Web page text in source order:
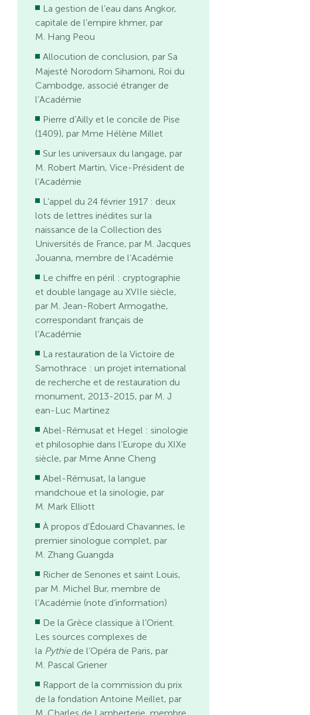
La gestion de l’eau dans Angkor,
capitale de l’empire khmer, par
M. Hang Peou
Allocution de conclusion, par Sa
Majesté Norodom Sihamoni, Roi du
Cambodge, associé étranger de
l’Académie
Pierre d’Ailly et le concile de Pise
(1409), par Mme Hélène Millet
Sur les universaux du langage, par
M. Robert Martin, Vice-Président de
l’Académie
L’appel du 24 février 1917 : deux
lots de lettres inédites sur la
naissance de la Collection des
Universités de France, par M. Jacques
Jouanna, membre de l’Académie
Le chiffre en péril : cryptographie
et double langage au XVIIe siècle,
par M. Jean-Robert Armogathe,
correspondant français de
l’Académie
La restauration de la Victoire de
Samothrace : un projet international
de recherche et de restauration du
monument, 2013-2015, par M. J
ean-Luc Martinez
Abel-Rémusat et Hegel : sinologie
et philosophie dans l’Europe du XIXe
siècle, par Mme Anne Cheng
Abel-Rémusat, la langue
mandchoue et la sinologie, par
M. Mark Elliott
À propos d’Édouard Chavannes, le
premier sinologue complet, par
M. Zhang Guangda
Richer de Senones et saint Louis,
par M. Michel Bur, membre de
l’Académie (note d’information)
De la Grèce classique à l’Orient.
Les sources complexes de
la Pythie de l’Opéra de Paris, par
M. Pascal Griener
Rapport de la commission du prix
de la fondation Antoine Meillet, par